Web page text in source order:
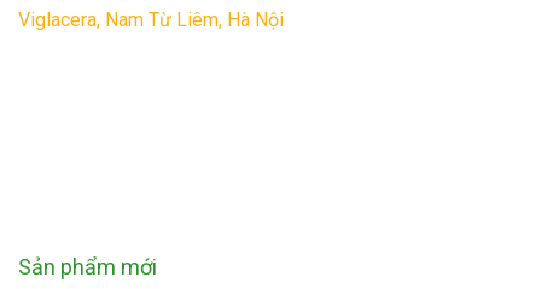
Viglacera, Nam Từ Liêm, Hà Nội
Sản phẩm mới